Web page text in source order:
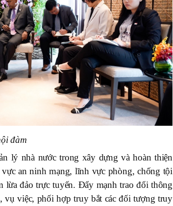
đàm
lý nhà nước trong xây dựng và hoàn thiện
an ninh mạng, lĩnh vực phòng, chống tội
lừa đảo trực tuyến. Đẩy mạnh trao đổi thông
vụ việc, phối hợp truy bắt các đối tượng truy